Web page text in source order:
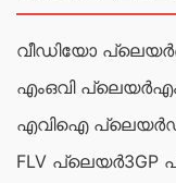
വീഡിയോ പ്ലെയർ
എംഒവി പ്ലെയർ
എവിഐ പ്ലെയർ
FLV പ്ലെയർ3GP